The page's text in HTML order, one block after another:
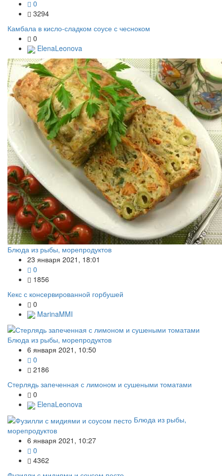
0
3294
Камбала в кисло-сладком соусе с чесноком
0
ElenaLeonova
Блюда из рыбы, морепродуктов
23 января 2021, 18:01
0
1856
Кекс с консервированной горбушей
0
MarinaMMI
Блюда из рыбы, морепродуктов
6 января 2021, 10:50
0
2186
Стерлядь запеченная с лимоном и сушеными томатами
0
ElenaLeonova
Блюда из рыбы,
морепродуктов
6 января 2021, 10:27
0
4362